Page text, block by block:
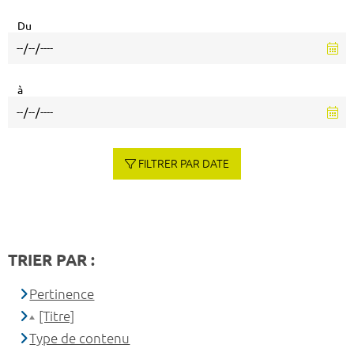
Du
à
FILTRER PAR DATE
TRIER PAR :
Pertinence
[Titre]
Type de contenu